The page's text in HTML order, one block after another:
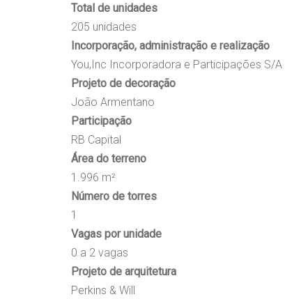
Total de unidades
205 unidades
Incorporação, administração e realização
You,Inc Incorporadora e Participações S/A
Projeto de decoração
João Armentano
Participação
RB Capital
Área do terreno
1.996 m²
Número de torres
1
Vagas por unidade
0 a 2 vagas
Projeto de arquitetura
Perkins & Will